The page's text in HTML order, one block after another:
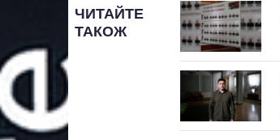
ЧИТАЙТЕ
ТАКОЖ